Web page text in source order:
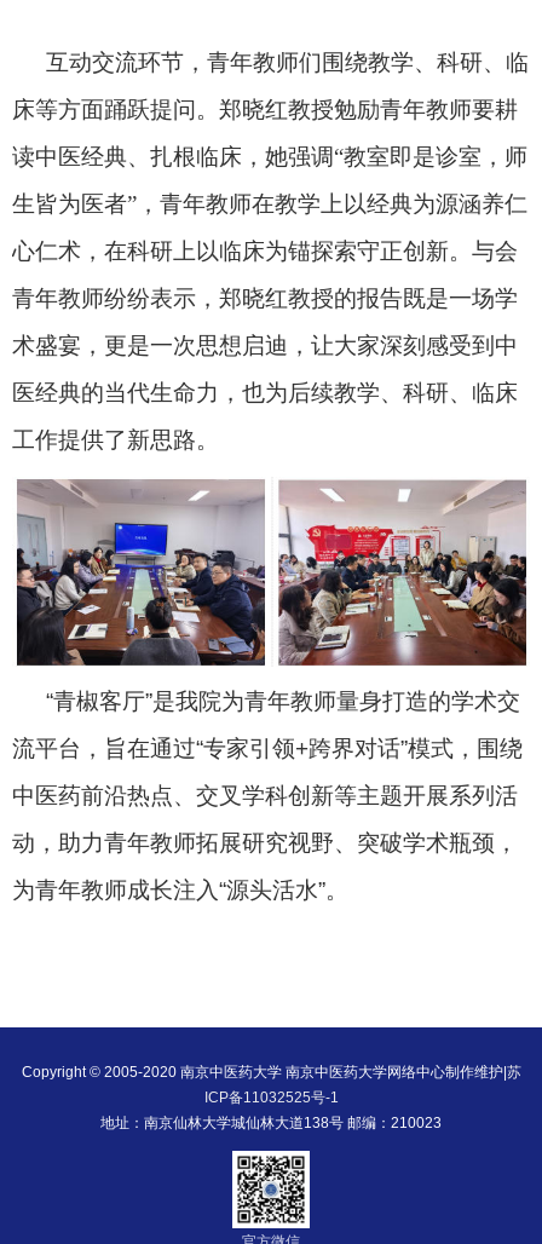
互动交流环节，青年教师们围绕教学、科研、临
床等方面踊跃提问。郑晓红教授勉励青年教师要耕
读中医经典、扎根临床， 她强调“教室即是诊室，师
生皆为医者”，青年教师在教学上以经典为源涵养仁
心仁术 ，在科研上以临床为锚探索守正创新。与会
青年教师纷纷表示，郑晓红教授的报告既是一场学
术盛宴，更是一次思想启迪，让大家深刻感受到中
医经典的当代生命力，也为后续教学、科研、临床
工作提供了新思路。
“青椒客厅”是我院为青年教师量身打造的学术交
流平台，旨在通过“专家引领+跨界对话”模式，围绕
中医药前沿热点、交叉学科创新等主题开展系列活
动，助力青年教师拓展研究视野、突破学术瓶颈，
为青年教师成长注入“源头活水”。
Copyright © 2005-2020 南京中医药大学 南京中医药大学网络中心制作维护| 苏
ICP备11032525号-1
地址：南京仙林大学城仙林大道138号 邮编：210023